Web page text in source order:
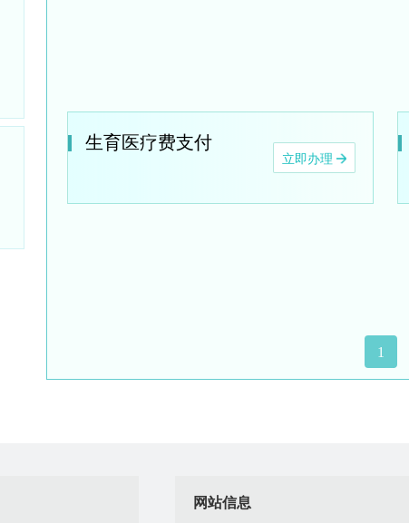
生育医疗费支付
立即办理
1
网站信息